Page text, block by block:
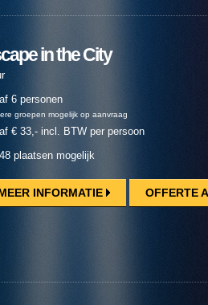
in the City
6 personen
groepen mogelijk op aanvraag
€ 33,- incl. BTW per persoon
plaatsen mogelijk
INFORMATIE OFFERTE